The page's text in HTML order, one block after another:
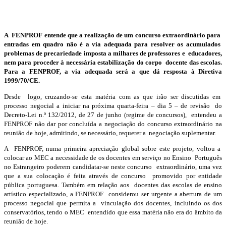
A FENPROF entende que a realização de um concurso extraordinário para
entradas em quadro não é a via adequada para resolver os acumulados
problemas de precariedade imposta a milhares de professores e educadores,
nem para proceder à necessária estabilização do corpo docente das escolas.
Para a FENPROF, a via adequada será a que dá resposta à Diretiva
1999/70/CE.
Desde logo, cruzando-se esta matéria com as que irão ser discutidas em
processo negocial a iniciar na próxima quarta-feira – dia 5 – de revisão do
Decreto-Lei n.º 132/2012, de 27 de junho (regime de concursos), entendeu a
FENPROF não dar por concluída a negociação do concurso extraordinário na
reunião de hoje, admitindo, se necessário, requerer a negociação suplementar.
A FENPROF, numa primeira apreciação global sobre este projeto, voltou a
colocar ao MEC a necessidade de os docentes em serviço no Ensino Português
no Estrangeiro poderem candidatar-se neste concurso extraordinário, uma vez
que a sua colocação é feita através de concurso promovido por entidade
pública portuguesa. Também em relação aos docentes das escolas de ensino
artístico especializado, a FENPROF considerou ser urgente a abertura de um
processo negocial que permita a vinculação dos docentes, incluindo os dos
conservatórios, tendo o MEC entendido que essa matéria não era do âmbito da
reunião de hoje.